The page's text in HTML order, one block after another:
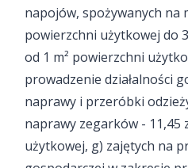
napojów, spożywanych na
powierzchni użytkowej do
od 1 m² powierzchni
prowadzenie działalności
naprawy i przeróbki
naprawy zegarków - 11,45
użytkowej, g) zajętych na